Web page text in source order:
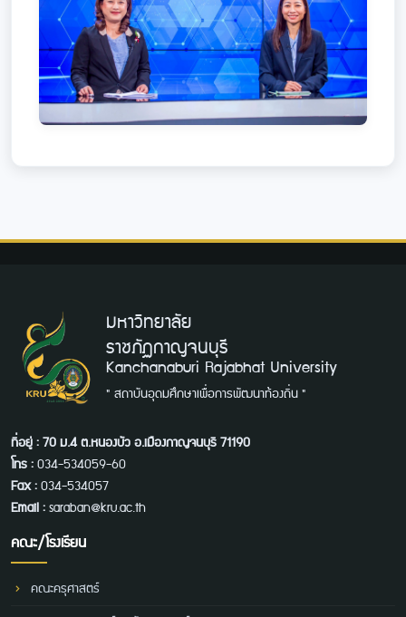
มหาวิทยาลัย
ราชภัฏกาญจนบุรี
Kanchanaburi Rajabhat University
" สถาบันอุดมศึกษาเพื่อการพัฒนาท้องถิ่น "
ที่อยู่ : 70 ม.4 ต.หนองบัว อ.เมืองกาญจนบุรี 71190
โทร :034-534059-60
Fax :034-534057
Email :saraban@kru.ac.th
คณะ/โรงเรียน
คณะครุศาสตร์